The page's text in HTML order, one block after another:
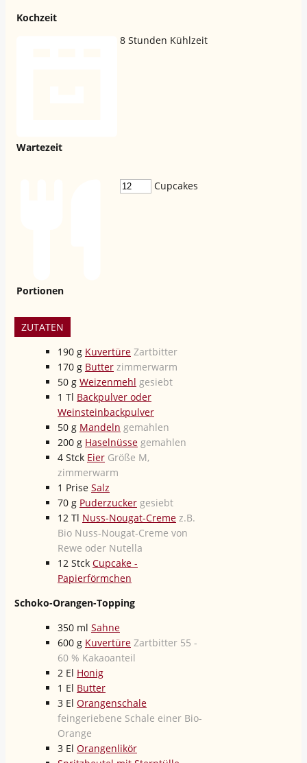
Kochzeit
Wartezeit
8 Stunden Kühlzeit
Portionen
Cupcakes
ZUTATEN
190 g Kuvertüre Zartbitter
170 g Butter zimmerwarm
50 g Weizenmehl gesiebt
1 Tl Backpulver oder
Weinsteinbackpulver
50 g Mandeln gemahlen
200 g Haselnüsse gemahlen
4 Stck Eier Größe M,
zimmerwarm
1 Prise Salz
70 g Puderzucker gesiebt
12 Tl Nuss-Nougat-Creme z.B.
Bio Nuss-Nougat-Creme von
Rewe oder Nutella
12 Stck Cupcake -
Papierförmchen
Schoko-Orangen-Topping
350 ml Sahne
600 g Kuvertüre Zartbitter 55 -
60 % Kakaoanteil
2 El Honig
1 El Butter
3 El Orangenschale
feingeriebene Schale einer Bio-
Orange
3 El Orangenlikör